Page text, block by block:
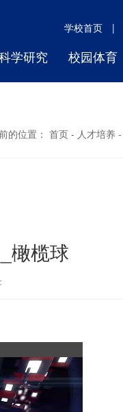
学校首页 |
学研究 校园体育
的位置： 首页 - 人才培养 -
橄榄球